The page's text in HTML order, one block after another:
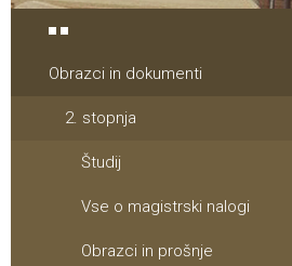
Obrazci in dokumenti
2. stopnja
Študij
Vse o magistrski nalogi
Obrazci in prošnje